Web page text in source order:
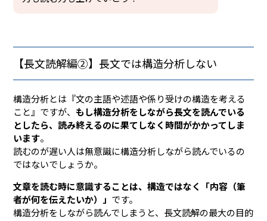
【長文読解編②】長文では構造分析しない
構造分析とは『文の主語や述語や係り受けの構造を考える
こと』ですが、 もし構造分析をしながら長文を読んでいる
としたら、読み終えるのに果てしなく時間がかかってしま
います。
読むのが遅い人は無意識に構造分析しながら読んでいるの
ではないでしょうか。
文章を読む時に意識することは、構造ではなく「内容（筆
者が何を伝えたいか）」 です。
構造分析をしながら読んでしまうと、長文読解の最大の目的